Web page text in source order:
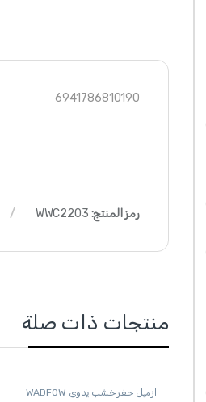
6941786810190
رمز المنتج: WWC2203
منتجات ذات صلة
ازميل حفر خشب يدوي WADFOW